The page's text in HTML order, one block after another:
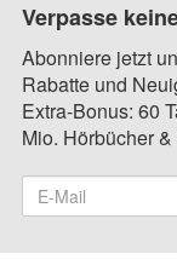
Verpasse
Abonniere jetzt
Rabatte und
Extra-Bonus: 60
Mio. Hörbücher